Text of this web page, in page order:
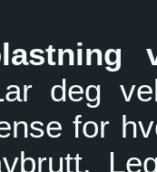
deg
for